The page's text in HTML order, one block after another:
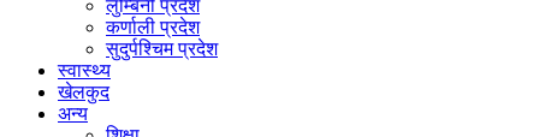
लुम्बिनी प्रदेश
कर्णाली प्रदेश
सुदुर्पश्चिम प्रदेश
स्वास्थ्य
खेलकुद
अन्य